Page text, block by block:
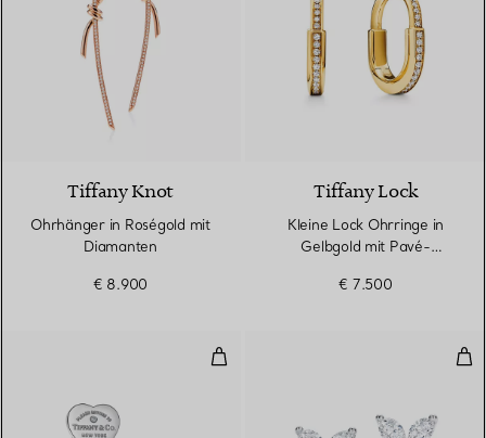
Tiffany Knot
Ohrhänger in Roségold mit
Diamanten
€ 8.900
Tiffany Lock
Kleine Lock Ohrringe in
Gelbgold mit Pavé-
€ 7.500
Herzohrringe in Sterlingsilber